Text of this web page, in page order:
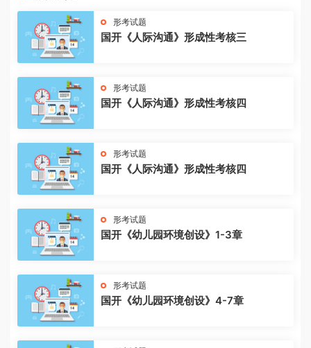
形考试题
国开《人际沟通》形成性考核三
形考试题
国开《人际沟通》形成性考核四
形考试题
国开《人际沟通》形成性考核四
形考试题
国开《幼儿园环境创设》1-3章
形考试题
国开《幼儿园环境创设》4-7章